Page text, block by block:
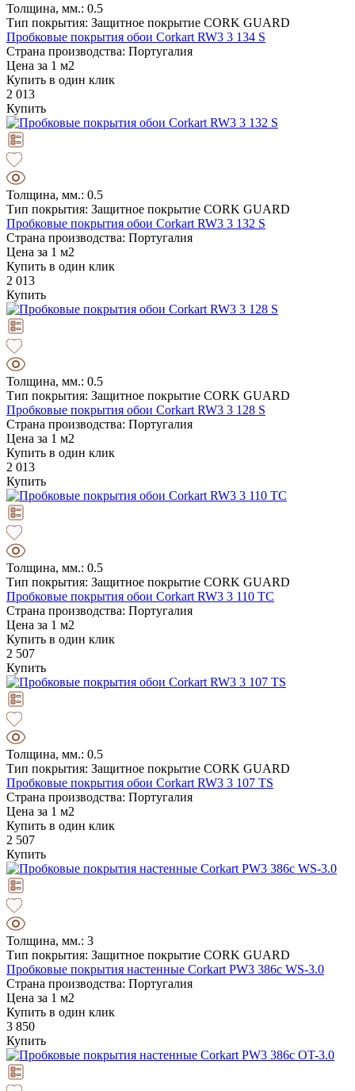
Толщина, мм.: 0.5
Тип покрытия: Защитное покрытие CORK GUARD
Пробковые покрытия обои Corkart RW3 3 134 S
Страна производства: Португалия
Цена за 1 м2
Купить в один клик
2 013
Купить
Толщина, мм.: 0.5
Тип покрытия: Защитное покрытие CORK GUARD
Пробковые покрытия обои Corkart RW3 3 132 S
Страна производства: Португалия
Цена за 1 м2
Купить в один клик
2 013
Купить
Толщина, мм.: 0.5
Тип покрытия: Защитное покрытие CORK GUARD
Пробковые покрытия обои Corkart RW3 3 128 S
Страна производства: Португалия
Цена за 1 м2
Купить в один клик
2 013
Купить
Толщина, мм.: 0.5
Тип покрытия: Защитное покрытие CORK GUARD
Пробковые покрытия обои Corkart RW3 3 110 TC
Страна производства: Португалия
Цена за 1 м2
Купить в один клик
2 507
Купить
Толщина, мм.: 0.5
Тип покрытия: Защитное покрытие CORK GUARD
Пробковые покрытия обои Corkart RW3 3 107 TS
Страна производства: Португалия
Цена за 1 м2
Купить в один клик
2 507
Купить
Толщина, мм.: 3
Тип покрытия: Защитное покрытие CORK GUARD
Пробковые покрытия настенные Corkart PW3 386c WS-3.0
Страна производства: Португалия
Цена за 1 м2
Купить в один клик
3 850
Купить